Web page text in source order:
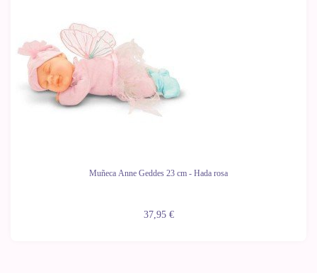
Muñeca Anne Geddes 23 cm - Hada rosa
37,95 €